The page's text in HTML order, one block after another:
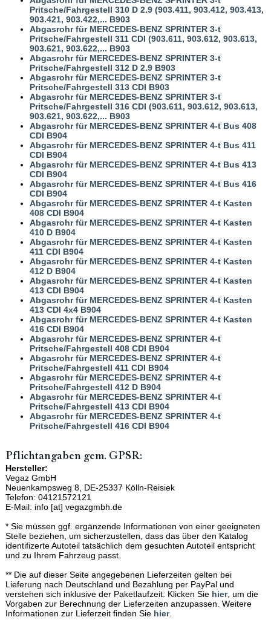
Pritsche/Fahrgestell 310 D 2.9 (903.411, 903.412, 903.413,
903.421, 903.422,... B903
Abgasrohr für MERCEDES-BENZ SPRINTER 3-t
Pritsche/Fahrgestell 311 CDI (903.611, 903.612, 903.613,
903.621, 903.622,... B903
Abgasrohr für MERCEDES-BENZ SPRINTER 3-t
Pritsche/Fahrgestell 312 D 2.9 B903
Abgasrohr für MERCEDES-BENZ SPRINTER 3-t
Pritsche/Fahrgestell 313 CDI B903
Abgasrohr für MERCEDES-BENZ SPRINTER 3-t
Pritsche/Fahrgestell 316 CDI (903.611, 903.612, 903.613,
903.621, 903.622,... B903
Abgasrohr für MERCEDES-BENZ SPRINTER 4-t Bus 408
CDI B904
Abgasrohr für MERCEDES-BENZ SPRINTER 4-t Bus 411
CDI B904
Abgasrohr für MERCEDES-BENZ SPRINTER 4-t Bus 413
CDI B904
Abgasrohr für MERCEDES-BENZ SPRINTER 4-t Bus 416
CDI B904
Abgasrohr für MERCEDES-BENZ SPRINTER 4-t Kasten
408 CDI B904
Abgasrohr für MERCEDES-BENZ SPRINTER 4-t Kasten
410 D B904
Abgasrohr für MERCEDES-BENZ SPRINTER 4-t Kasten
411 CDI B904
Abgasrohr für MERCEDES-BENZ SPRINTER 4-t Kasten
412 D B904
Abgasrohr für MERCEDES-BENZ SPRINTER 4-t Kasten
413 CDI B904
Abgasrohr für MERCEDES-BENZ SPRINTER 4-t Kasten
413 CDI 4x4 B904
Abgasrohr für MERCEDES-BENZ SPRINTER 4-t Kasten
416 CDI B904
Abgasrohr für MERCEDES-BENZ SPRINTER 4-t
Pritsche/Fahrgestell 408 CDI B904
Abgasrohr für MERCEDES-BENZ SPRINTER 4-t
Pritsche/Fahrgestell 411 CDI B904
Abgasrohr für MERCEDES-BENZ SPRINTER 4-t
Pritsche/Fahrgestell 412 D B904
Abgasrohr für MERCEDES-BENZ SPRINTER 4-t
Pritsche/Fahrgestell 413 CDI B904
Abgasrohr für MERCEDES-BENZ SPRINTER 4-t
Pritsche/Fahrgestell 416 CDI B904
Pflichtangaben gem. GPSR:
Hersteller:
Vegaz GmbH
Neuenkampsweg 8, DE-25337 Kölln-Reisiek
Telefon: 04121572121
E-Mail: info [at] vegazgmbh.de
* Sie müssen ggf. ergänzende Informationen von einer geeigneten
Stelle beziehen, um sicherzustellen, dass das über den Katalog
identifizerte Autoteil tatsächlich dem gesuchten Autoteil entspricht
und zu Ihrem Fahrzeug passt.
** Die auf dieser Seite angegebenen Lieferzeiten gelten bei
Lieferung nach Deutschland und Bezahlung per PayPal und
verstehen sich inklusive der Paketlaufzeit. Klicken Sie hier, um die
Vorgaben zur Berechnung der Lieferzeiten anzupassen. Weitere
Informationen zur Lieferzeit finden Sie hier.